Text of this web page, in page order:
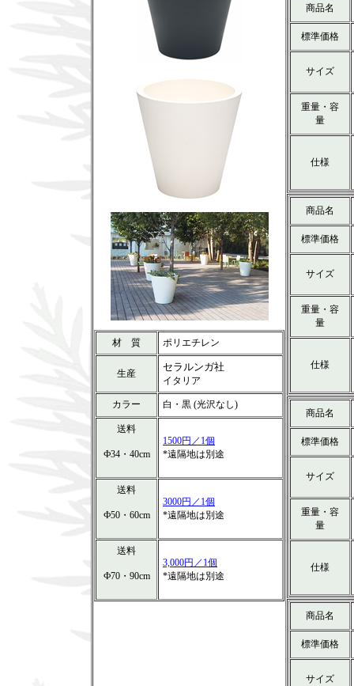
材 質 ポリエチレン
生産
セラルンガ社
イタリア
カラー 白・黒 (光沢なし)
送料
Ф34・40cm
1500円／1個
*遠隔地は別途
送料
Ф50・60cm
3000円／1個
*遠隔地は別途
送料
Ф70・90cm
3,000円／1個
*遠隔地は別途
商品名
標準価格
サイズ
重量・容
量
仕様
商品名
標準価格
サイズ
重量・容
量
仕様
商品名
標準価格
サイズ
重量・容
量
仕様
商品名
標準価格
サイズ